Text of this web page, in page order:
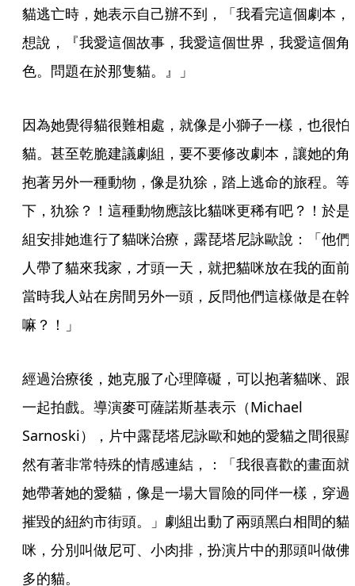
貓逃亡時，她表示自己辦不到，「我看完這個劇本，
想說，『我愛這個故事，我愛這個世界，我愛這個角
色。問題在於那隻貓。』」
因為她覺得貓很難相處，就像是小獅子一樣，也很怕
貓。甚至乾脆建議劇組，要不要修改劇本，讓她的角
抱著另外一種動物，像是犰狳，踏上逃命的旅程。等
下，犰狳？！這種動物應該比貓咪更稀有吧？！於是
組安排她進行了貓咪治療，露琵塔尼詠歐說：「他們
人帶了貓來我家，才頭一天，就把貓咪放在我的面前
當時我人站在房間另外一頭，反問他們這樣做是在幹
嘛？！」
經過治療後，她克服了心理障礙，可以抱著貓咪、跟
一起拍戲。導演麥可薩諾斯基表示（Michael
Sarnoski），片中露琵塔尼詠歐和她的愛貓之間很顯
然有著非常特殊的情感連結，：「我很喜歡的畫面就
她帶著她的愛貓，像是一場大冒險的同伴一樣，穿過
摧毀的紐約市街頭。」劇組出動了兩頭黑白相間的貓
咪，分別叫做尼可、小肉排，扮演片中的那頭叫做佛
多的貓。